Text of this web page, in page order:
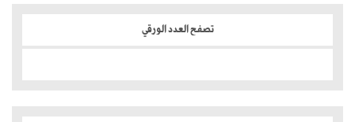
تصفح العدد الورقي